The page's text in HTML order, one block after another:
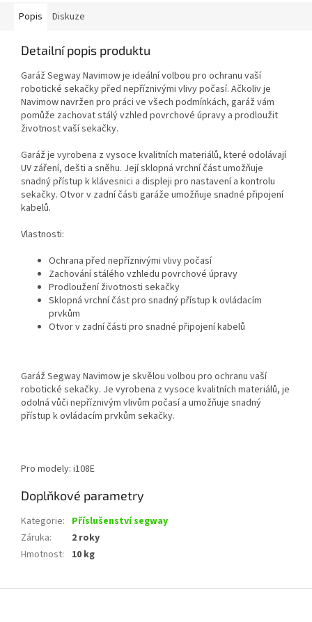
Popis Diskuze
Detailní popis produktu
Garáž Segway Navimow je ideální volbou pro ochranu vaší
robotické sekačky před nepříznivými vlivy počasí. Ačkoliv je
Navimow navržen pro práci ve všech podmínkách, garáž vám
pomůže zachovat stálý vzhled povrchové úpravy a prodloužit
životnost vaší sekačky.
Garáž je vyrobena z vysoce kvalitních materiálů, které odolávají
UV záření, dešti a sněhu. Její sklopná vrchní část umožňuje
snadný přístup k klávesnici a displeji pro nastavení a kontrolu
sekačky. Otvor v zadní části garáže umožňuje snadné připojení
kabelů.
Vlastnosti:
Ochrana před nepříznivými vlivy počasí
Zachování stálého vzhledu povrchové úpravy
Prodloužení životnosti sekačky
Sklopná vrchní část pro snadný přístup k ovládacím
prvkům
Otvor v zadní části pro snadné připojení kabelů
Garáž Segway Navimow je skvělou volbou pro ochranu vaší
robotické sekačky. Je vyrobena z vysoce kvalitních materiálů, je
odolná vůči nepříznivým vlivům počasí a umožňuje snadný
přístup k ovládacím prvkům sekačky.
Pro modely: i108E
Doplňkové parametry
Kategorie: Příslušenství segway
Záruka:
2 roky
Hmotnost: 10 kg